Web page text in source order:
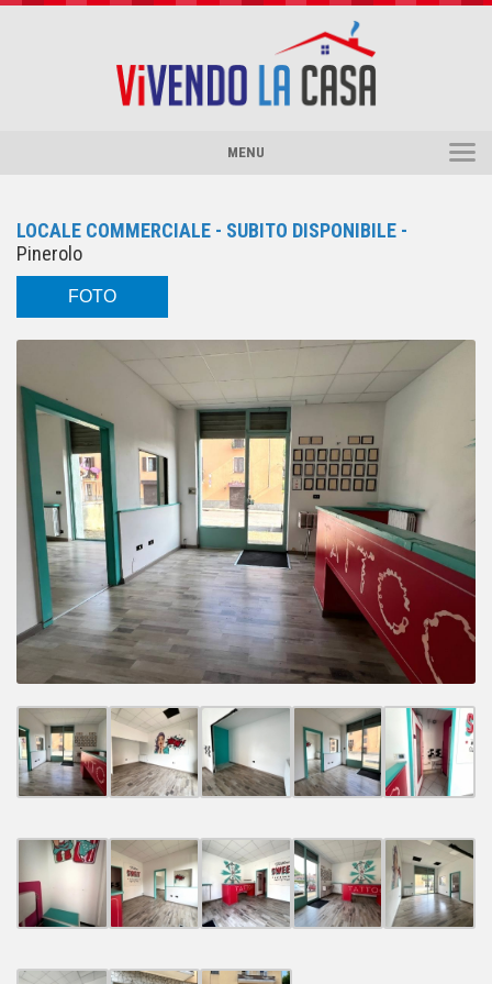
SERVIZI
VALUTAZIONE
CONTATTI
DICONO DI NOI
MENU
LOCALE COMMERCIALE - SUBITO DISPONIBILE -
Pinerolo
FOTO